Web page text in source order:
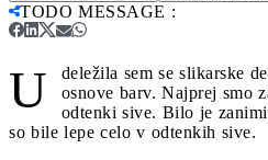
TODO MESSAGE :
U
deležila sem se slikarske
osnove barv. Najprej smo
odtenki sive. Bilo je
so bile lepe celo v odtenkih sive.